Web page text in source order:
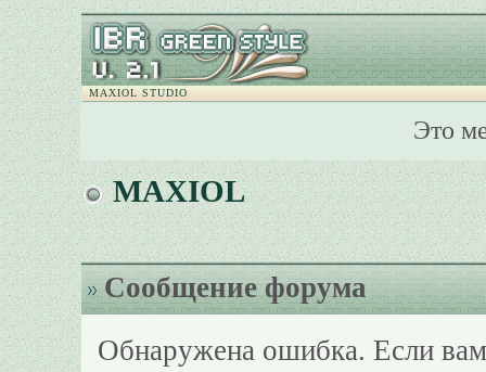
MAXIOL STUDIO
Это
MAXIOL
Сообщение форума
Обнаружена ошибка. Если